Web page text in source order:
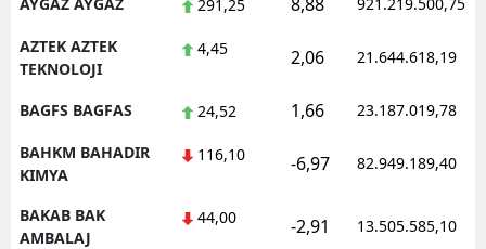
291,25
AZTEK AZTEK
TEKNOLOJI
4,45 2,06 21.644.618,19
BAGFS BAGFAS 24,52 1,66 23.187.019,78
BAHKM BAHADIR
KIMYA
116,10 -6,97 82.949.189,40
BAKAB BAK
AMBALAJ
44,00 -2,91 13.505.585,10